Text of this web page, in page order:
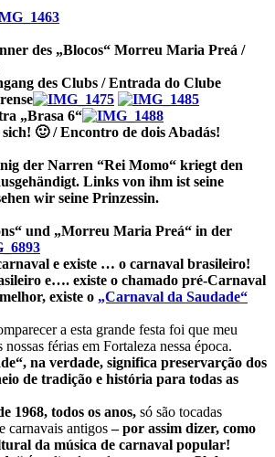
des „Blocos“ Morreu Maria Preá /
des Clubs / Entrada do Clube
„Brasa 6“
🙂 / Encontro de dois Abadás!
der Narren “Rei Momo“ kriegt den
Links von ihm ist seine
wir seine Prinzessin.
und „Morreu Maria Preá“ in der
e existe … o carnaval brasileiro!
e…. existe o chamado pré-Carnaval
existe o „Carnaval da Saudade“
a esta grande festa foi que meu
férias em Fortaleza nessa época.
na verdade, significa preservarção dos
de tradição e história para todas as
1968, todos os anos, só são tocadas
carnavais antigos– por assim dizer, como
da música de carnaval popular!